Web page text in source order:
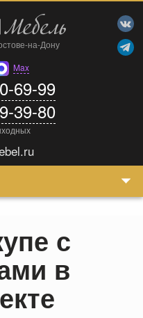
на-Дону
Max
69-99
39-80
с
в